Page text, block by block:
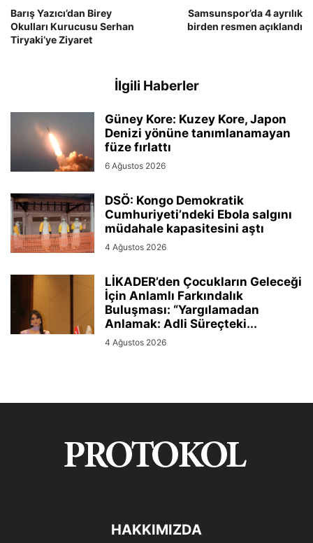
Barış Yazıcı’dan Birey
Okulları Kurucusu Serhan
Tiryaki’ye Ziyaret
Samsunspor’da 4 ayrılık
birden resmen açıklandı
İlgili Haberler
Güney Kore: Kuzey Kore, Japon
Denizi yönüne tanımlanamayan
füze fırlattı
6 Ağustos 2026
DSÖ: Kongo Demokratik
Cumhuriyeti’ndeki Ebola salgını
müdahale kapasitesini aştı
4 Ağustos 2026
LİKADER’den Çocukların Geleceği
İçin Anlamlı Farkındalık
Buluşması: “Yargılamadan
Anlamak: Adli Süreçteki...
4 Ağustos 2026
HAKKIMIZDA